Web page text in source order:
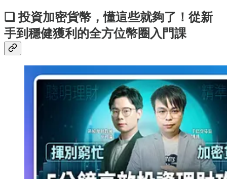
❏ 投資加密貨幣，懂這些就夠了！從新
手到穩健獲利的全方位幣圈入門課